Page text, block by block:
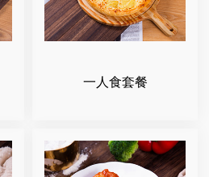
一人食套餐